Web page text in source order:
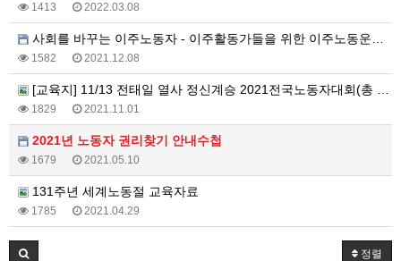
1413 2022.03.08
사회를 바꾸는 이주노동자 - 이주활동가들을 위한 이주노동운동 교재
1582 2021.12.08
[교육지] 11/13 전태일 열사 정신계승 2021전국노동자대회(총 4쪽)
1829 2021.11.01
2021년 노동자 권리찾기 안내수첩
1679 2021.05.10
131주년 세계노동절 교육자료
1785 2021.04.29
정렬